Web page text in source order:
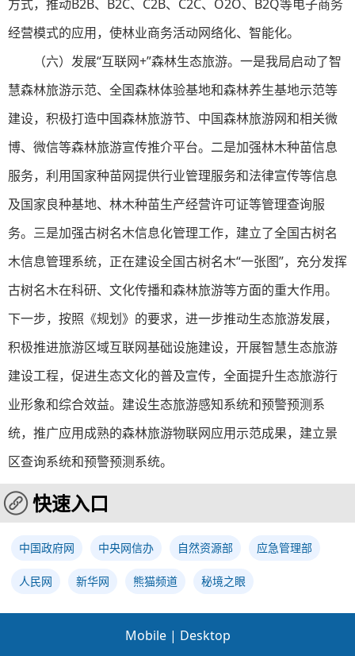
方式，推动B2B、B2C、C2B、C2C、O2O、B2Q等电子商务
经营模式的应用，使林业商务活动网络化、智能化。
（六）发展“互联网+”森林生态旅游。一是我局启动了智
慧森林旅游示范、全国森林体验基地和森林养生基地示范等
建设，积极打造中国森林旅游节、中国森林旅游网和相关微
博、微信等森林旅游宣传推介平台。二是加强林木种苗信息
服务，利用国家种苗网提供行业管理服务和法律宣传等信息
及国家良种基地、林木种苗生产经营许可证等管理查询服
务。三是加强古树名木信息化管理工作，建立了全国古树名
木信息管理系统，正在建设全国古树名木“一张图”，充分发挥
古树名木在科研、文化传播和森林旅游等方面的重大作用。
下一步，按照《规划》的要求，进一步推动生态旅游发展，
积极推进旅游区域互联网基础设施建设，开展智慧生态旅游
建设工程，促进生态文化的普及宣传，全面提升生态旅游行
业形象和综合效益。建设生态旅游感知系统和预警预测系
统，推广应用成熟的森林旅游物联网应用示范成果，建立景
区查询系统和预警预测系统。
快速入口
中国政府网 中央网信办 自然资源部 应急管理部
人民网 新华网 熊猫频道 秘境之眼
Mobile | Desktop